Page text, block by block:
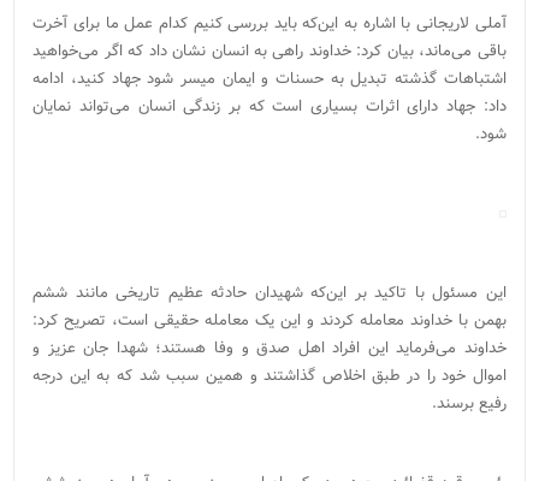
آملی لاریجانی با اشاره به این‌که باید بررسی کنیم کدام عمل ما برای آخرت
باقی می‌ماند، بیان کرد: خداوند راهی به انسان نشان داد که اگر می‌خواهید
اشتباهات گذشته تبدیل به حسنات و ایمان میسر شود جهاد کنید، ادامه
داد: جهاد دارای اثرات بسیاری است که بر زندگی انسان می‌تواند نمایان
شود.
این مسئول با تاکید بر این‌که شهیدان حادثه عظیم تاریخی مانند ششم
بهمن با خداوند معامله کردند و این یک معامله حقیقی است، تصریح کرد:
خداوند می‌فرماید این افراد اهل صدق و وفا هستند؛ شهدا جان عزیز و
اموال خود را در طبق اخلاص گذاشتند و همین سبب شد که به این درجه
رفیع برسند.